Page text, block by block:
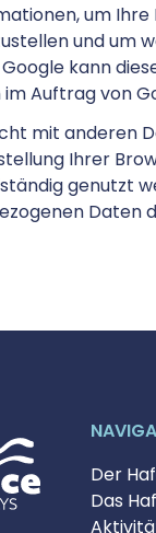
um
und um
kann
Auftrag von
mit anderen
Ihrer
genutzt
Daten
Der
Das